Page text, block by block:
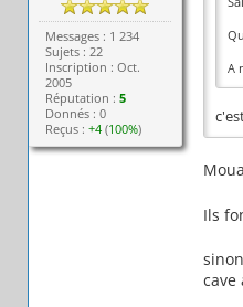
Messages : 1 234
Sujets : 22
Inscription : Oct.
2005
Réputation :5
Donnés : 0
Reçus :+4 (100%)
A
Ils
cave